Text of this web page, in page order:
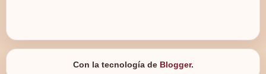
Con la tecnología de Blogger.